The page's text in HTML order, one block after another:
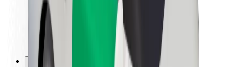
Márka
Média
Urban Fund
Biztonság